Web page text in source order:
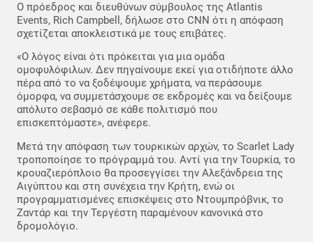
Ο πρόεδρος και διευθύνων σύμβουλος της Atlantis
Events, Rich Campbell, δήλωσε στο CNN ότι η απόφαση
σχετίζεται αποκλειστικά με τους επιβάτες.
«Ο λόγος είναι ότι πρόκειται για μια ομάδα
ομοφυλόφιλων. Δεν πηγαίνουμε εκεί για οτιδήποτε άλλο
πέρα από το να ξοδέψουμε χρήματα, να περάσουμε
όμορφα, να συμμετάσχουμε σε εκδρομές και να δείξουμε
απόλυτο σεβασμό σε κάθε πολιτισμό που
επισκεπτόμαστε», ανέφερε.
Μετά την απόφαση των τουρκικών αρχών, το Scarlet Lady
τροποποίησε το πρόγραμμά του. Αντί για την Τουρκία, το
κρουαζιερόπλοιο θα προσεγγίσει την Αλεξάνδρεια της
Αιγύπτου και στη συνέχεια την Κρήτη, ενώ οι
προγραμματισμένες επισκέψεις στο Ντουμπρόβνικ, το
Ζαντάρ και την Τεργέστη παραμένουν κανονικά στο
δρομολόγιο.